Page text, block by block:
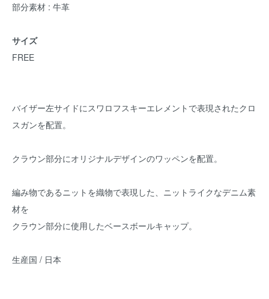
部分素材 : 牛革
サイズ
FREE
バイザー左サイドにスワロフスキーエレメントで表現されたクロ
スガンを配置。
クラウン部分にオリジナルデザインのワッペンを配置。
編み物であるニットを織物で表現した、ニットライクなデニム素
材を
クラウン部分に使用したベースボールキャップ。
生産国 / 日本